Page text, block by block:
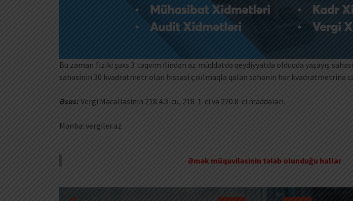
Bu zaman fiziki şəxs 3 təqvim ilindən az müddətdə qeydiyyatda olduqda yaşayış
sahəsinin 30 kvadratmetr olan hissəsi çıxılmaqla qalan sahənin hər kvadratmetrinə
Əsas: Vergi Məcəlləsinin 218.4.3-cü, 218-1-ci və 220.8-ci maddələri.
Mənbə: vergiler.az
Əmək müqaviləsinin tələb olunduğu hallar